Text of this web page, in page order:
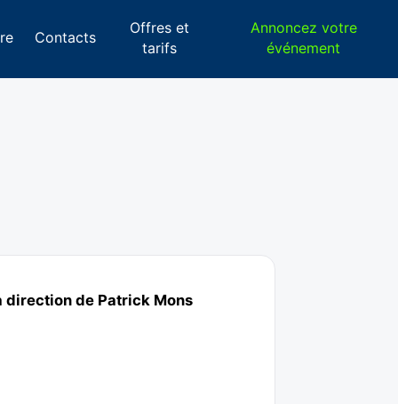
Contacts
Offres et
tarifs
Annoncez votre
événement
direction de Patrick Mons